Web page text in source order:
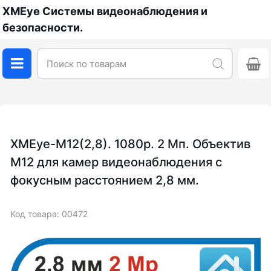
XMEye Системы видеонаблюдения и
безопасности.
XMEye-M12(2,8). 1080p. 2 Мп. Объектив
М12 для камер видеонаблюдения с
фокусным расстоянием 2,8 мм.
Код товара: 00472